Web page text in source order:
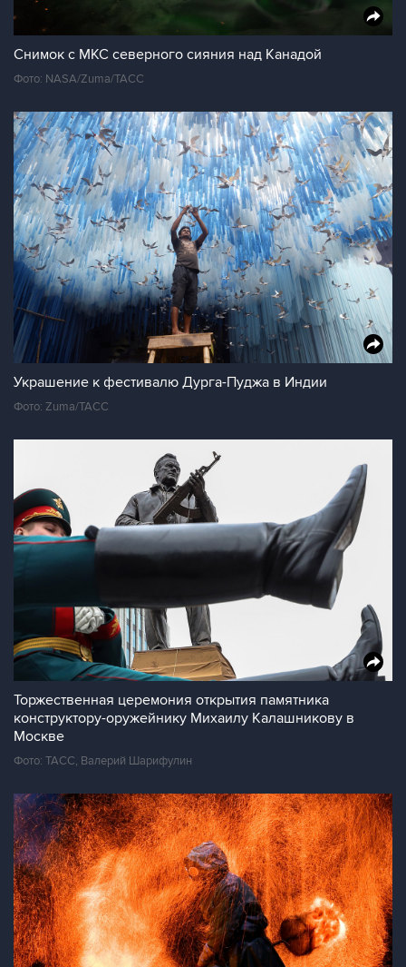
Снимок с МКС северного сияния над Канадой
Фото: NASA/Zuma/ТАСС
Украшение к фестивалю Дурга-Пуджа в Индии
Фото: Zuma/ТАСС
Торжественная церемония открытия памятника
конструктору-оружейнику Михаилу Калашникову в
Москве
Фото: ТАСС, Валерий Шарифулин